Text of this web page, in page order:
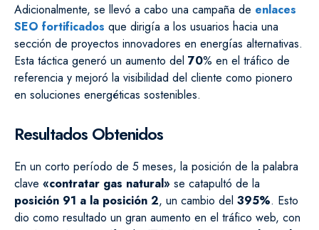
Adicionalmente, se llevó a cabo una campaña de enlaces
SEO fortificados que dirigía a los usuarios hacia una
sección de proyectos innovadores en energías alternativas.
Esta táctica generó un aumento del 70% en el tráfico de
referencia y mejoró la visibilidad del cliente como pionero
en soluciones energéticas sostenibles.
Resultados Obtenidos
En un corto período de 5 meses, la posición de la palabra
clave «contratar gas natural» se catapultó de la
posición 91 a la posición 2, un cambio del 395%. Esto
dio como resultado un gran aumento en el tráfico web, con